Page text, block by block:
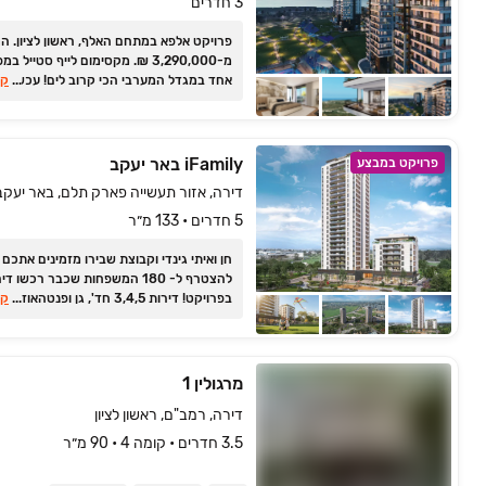
פרויקט אלפא במתחם האלף, ראשון לציון.
מ-3,290,000 ₪. מקסימום לייף סטייל
אחד במגדל המערבי הכי קרוב לים! עכשיו
...
פרויקט במבצע iFamily באר יעקב
דירה, אזור תעשייה פארק תלם, באר
5 חדרים • 133 מ״ר
חן ואיתי גינדי וקבוצת שבירו מזמינים אתכם
להצטרף ל- 180 המשפחות שכבר רכשו
בפרויקט! דירות 3,4,5 חד', גן...
מרגולין 1
דירה, רמב"ם, ראשון לציון
3.5 חדרים • קומה ‎4‏ • 90 מ״ר